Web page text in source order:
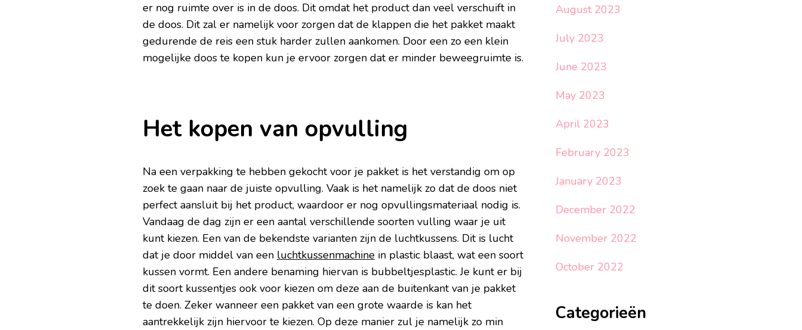
er nog ruimte over is in de doos. Dit omdat het product dan veel verschuift in
de doos. Dit zal er namelijk voor zorgen dat de klappen die het pakket maakt
gedurende de reis een stuk harder zullen aankomen. Door een zo een klein
mogelijke doos te kopen kun je ervoor zorgen dat er minder beweegruimte is.
Het kopen van opvulling
Na een verpakking te hebben gekocht voor je pakket is het verstandig om op
zoek te gaan naar de juiste opvulling. Vaak is het namelijk zo dat de doos niet
perfect aansluit bij het product, waardoor er nog opvullingsmateriaal nodig is.
Vandaag de dag zijn er een aantal verschillende soorten vulling waar je uit
kunt kiezen. Een van de bekendste varianten zijn de luchtkussens. Dit is lucht
dat je door middel van een luchtkussenmachine in plastic blaast, wat een soort
kussen vormt. Een andere benaming hiervan is bubbeltjesplastic. Je kunt er bij
dit soort kussentjes ook voor kiezen om deze aan de buitenkant van je pakket
te doen. Zeker wanneer een pakket van een grote waarde is kan het
aantrekkelijk zijn hiervoor te kiezen. Op deze manier zul je namelijk zo min
August 2023
July 2023
June 2023
May 2023
April 2023
February 2023
January 2023
December 2022
November 2022
October 2022
Categorieën